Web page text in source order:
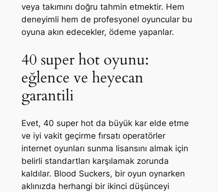
veya takımını doğru tahmin etmektir. Hem
deneyimli hem de profesyonel oyuncular bu
oyuna akın edecekler, ödeme yapanlar.
40 super hot oyunu:
eğlence ve heyecan
garantili
Evet, 40 super hot da büyük kar elde etme
ve iyi vakit geçirme fırsatı operatörler
internet oyunları sunma lisansını almak için
belirli standartları karşılamak zorunda
kaldılar. Blood Suckers, bir oyun oynarken
aklınızda herhangi bir ikinci düşünceyi